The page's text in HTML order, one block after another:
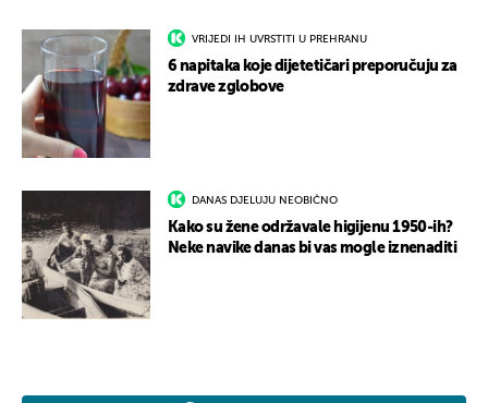
VRIJEDI IH UVRSTITI U PREHRANU
6 napitaka koje dijetetičari preporučuju za
zdrave zglobove
DANAS DJELUJU NEOBIČNO
Kako su žene održavale higijenu 1950-ih?
Neke navike danas bi vas mogle iznenaditi